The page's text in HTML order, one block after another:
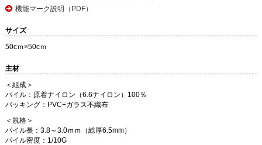
機能マーク説明（PDF）
サイズ
50cｍ×50cｍ
主材
＜組成＞
パイル：原着ナイロン（6.6ナイロン）100％
バッキング：PVC+ガラス不織布
＜規格＞
パイル長：3.8～3.0ｍｍ（総厚6.5mm）
パイル密度：1/10G